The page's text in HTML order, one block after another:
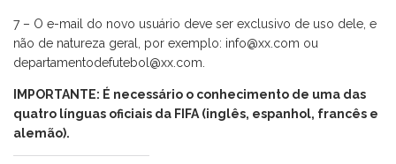
7 – O e-mail do novo usuário deve ser exclusivo de uso dele, e
não de natureza geral, por exemplo: info@xx.com ou
departamentodefutebol@xx.com.
IMPORTANTE: É necessário o conhecimento de uma das
quatro línguas oficiais da FIFA (inglês, espanhol, francês e
alemão).